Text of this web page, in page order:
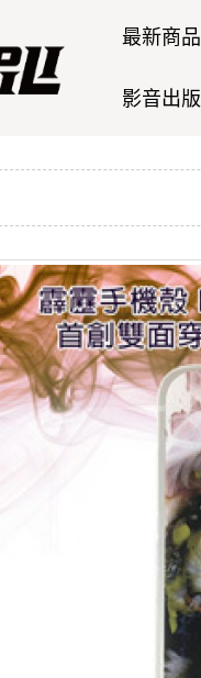
最新商品
影音出版